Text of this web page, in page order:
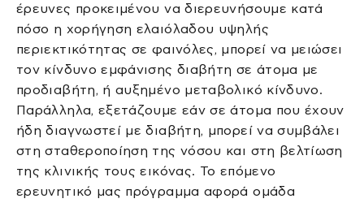
έρευνες προκειμένου να διερευνήσουμε κατά
πόσο η χορήγηση ελαιόλαδου υψηλής
περιεκτικότητας σε φαινόλες, μπορεί να μειώσει
τον κίνδυνο εμφάνισης διαβήτη σε άτομα με
προδιαβήτη, ή αυξημένο μεταβολικό κίνδυνο.
Παράλληλα, εξετάζουμε εάν σε άτομα που έχουν
ήδη διαγνωστεί με διαβήτη, μπορεί να συμβάλει
στη σταθεροποίηση της νόσου και στη βελτίωση
της κλινικής τους εικόνας. Το επόμενο
ερευνητικό μας πρόγραμμα αφορά ομάδα